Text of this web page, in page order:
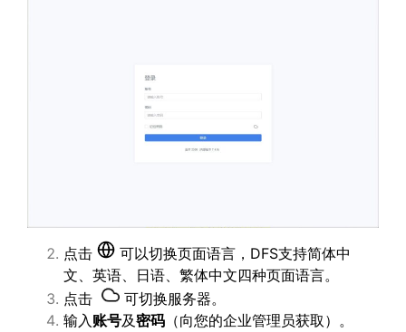
点击
可以切换页面语言，DFS支持简体中
文、英语、日语、繁体中文四种页面语言。
点击
可切换服务器。
输入账号及密码 （向您的企业管理员获取）。